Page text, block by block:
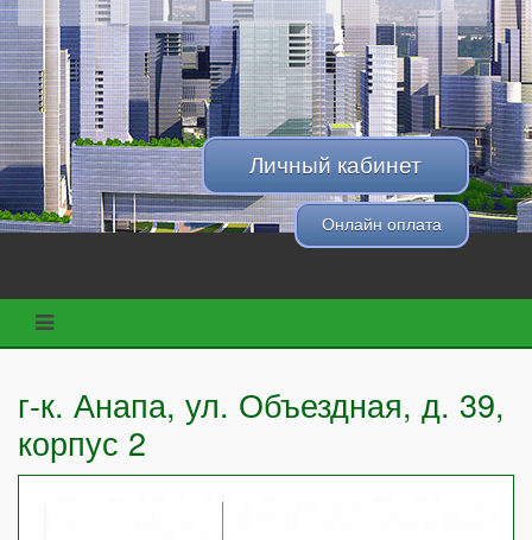
Личный кабинет
Онлайн оплата
г-к. Анапа, ул. Объездная, д. 39,
корпус 2